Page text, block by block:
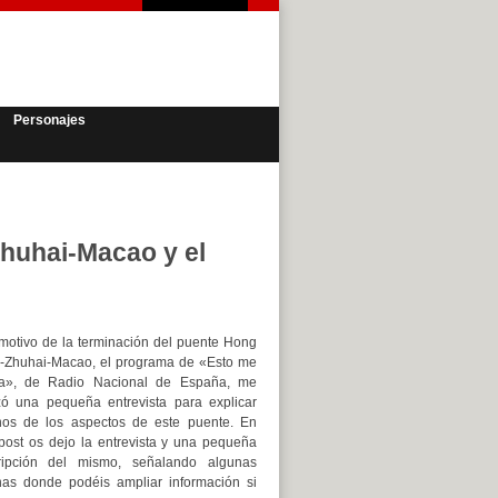
Personajes
Macao y el
de la terminación del puente Hong
Zhuhai-Macao, el programa de «Esto me
de Radio Nacional de España, me
una pequeña entrevista para explicar
de los aspectos de este puente. En
os dejo la entrevista y una pequeña
del mismo, señalando algunas
donde podéis ampliar información si